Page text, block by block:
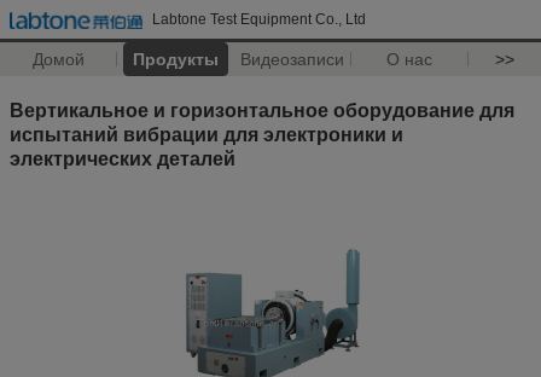
Labtone Test Equipment Co., Ltd
Домой Продукты Видеозаписи О нас >>
Вертикальное и горизонтальное оборудование для
испытаний вибрации для электроники и
электрических деталей